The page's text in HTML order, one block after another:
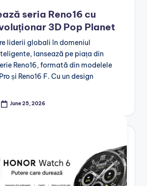
seria Reno16 cu
3D Pop Planet
liderii globali în domeniul
lansează pe piața din
Reno16, formată din modelele
și Reno16 F. Cu un design
June 25, 2026